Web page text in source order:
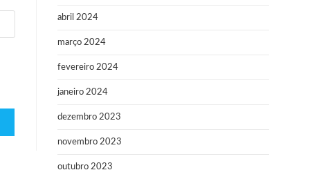
abril 2024
março 2024
fevereiro 2024
janeiro 2024
dezembro 2023
novembro 2023
outubro 2023